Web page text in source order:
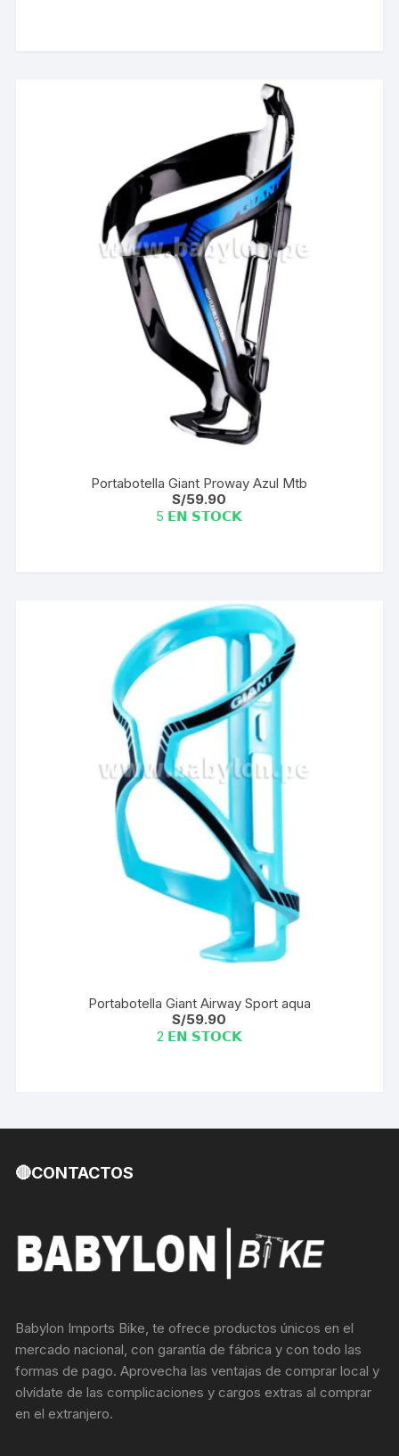
Portabotella Giant Proway Azul Mtb
S/59.90
5 𝗘𝗡 𝗦𝗧𝗢𝗖𝗞
Portabotella Giant Airway Sport aqua
S/59.90
2 𝗘𝗡 𝗦𝗧𝗢𝗖𝗞
🔴CONTACTOS
Babylon Imports Bike, te ofrece productos únicos en el
mercado nacional, con garantía de fábrica y con todo las
formas de pago. Aprovecha las ventajas de comprar local y
olvídate de las complicaciones y cargos extras al comprar
en el extranjero.